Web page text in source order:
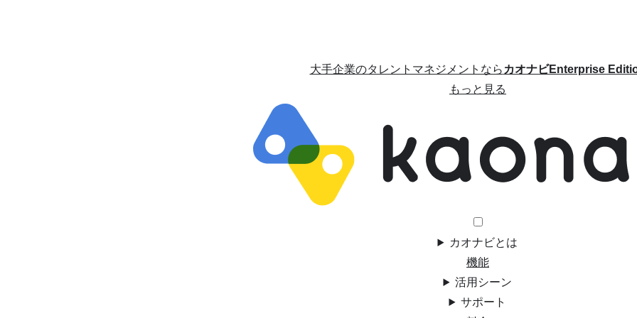
大手企業のタレントマネジメントならカオナビEnterprise
もっと見る
カオナビとは
機能
活用シーン
サポート